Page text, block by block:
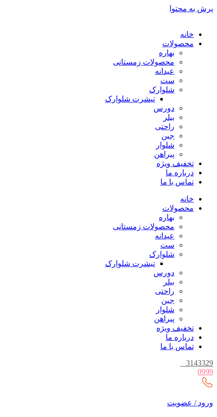
پرش به محتوا
خانه
محصولات
بهاره
محصولات زمستانی
عیدانه
ست
شلوارک
تیشرت شلوارک
دورس
بیلر
راحتی
جین
شلوار
پیراهن
تخفیف ویژه
درباره ما
تماس با ما
خانه
محصولات
بهاره
محصولات زمستانی
عیدانه
ست
شلوارک
تیشرت شلوارک
دورس
بیلر
راحتی
جین
شلوار
پیراهن
تخفیف ویژه
درباره ما
تماس با ما
3143329
0999
ورود / عضویت